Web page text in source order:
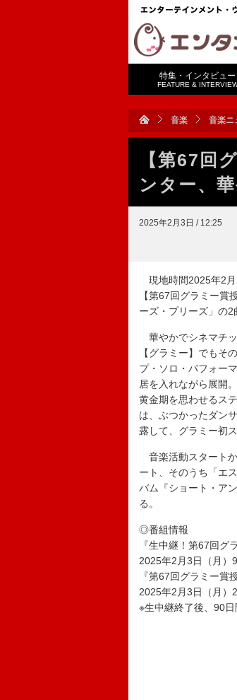
特集・インタビュー
FEATURE &
音楽 音楽ニ
【第67回
ンター、
2025年2月3日 / 12:25
現地時間2025年2月
【第67回グラミー賞
ーズ・プリーズ」の2
華やかでシネマチッ
【グラミー】でもそ
プ・ソロ・パフォー
居を入れながら展開
黄金期を思わせるス
は、ぶつかったダン
露して、グラミー初
音楽活動スタート
ート、そのうち「エ
バム『ショート・ア
る。
◎番組情報
『生中継！第67回グ
2025年2月3日（月）
『第67回グラミー賞
2025年2月3日（月）
※生中継終了後、90